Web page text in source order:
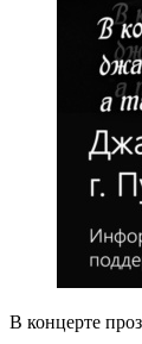
В концерте